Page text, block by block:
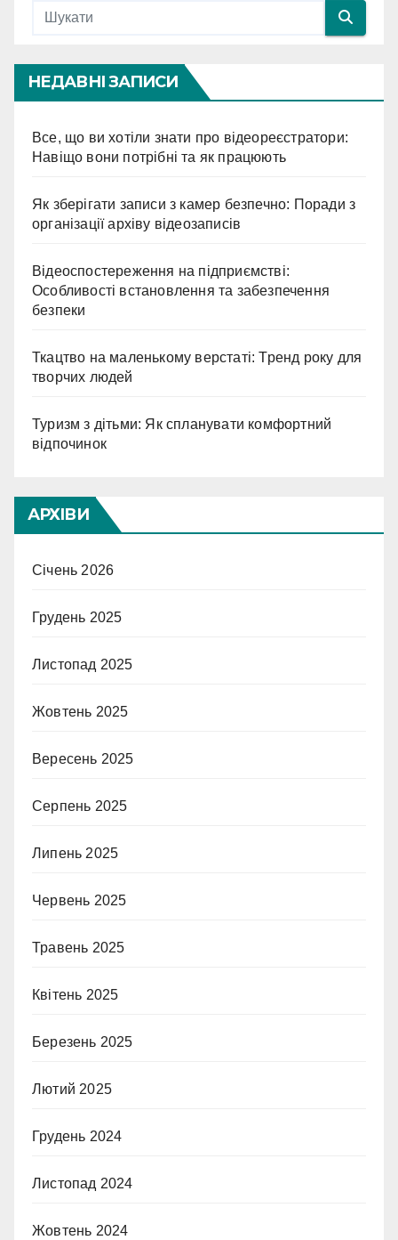
НЕДАВНІ ЗАПИСИ
Все, що ви хотіли знати про відеореєстратори:
Навіщо вони потрібні та як працюють
Як зберігати записи з камер безпечно: Поради з
організації архіву відеозаписів
Відеоспостереження на підприємстві:
Особливості встановлення та забезпечення
безпеки
Ткацтво на маленькому верстаті: Тренд року для
творчих людей
Туризм з дітьми: Як спланувати комфортний
відпочинок
АРХІВИ
Січень 2026
Грудень 2025
Листопад 2025
Жовтень 2025
Вересень 2025
Серпень 2025
Липень 2025
Червень 2025
Травень 2025
Квітень 2025
Березень 2025
Лютий 2025
Грудень 2024
Листопад 2024
Жовтень 2024